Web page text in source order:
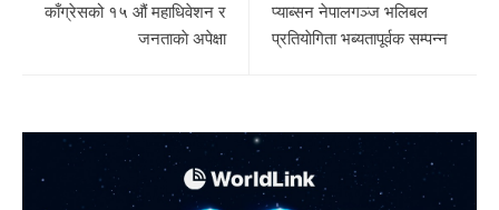
काँग्रेसको १५ औं महाधिवेशन र
जनताकाे अपेक्षा
प्याब्सन नेपालगञ्ज भलिबल
प्रतियाेगिता भब्यतापूर्वक सम्पन्न